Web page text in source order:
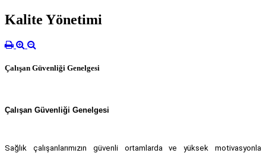
Kalite Yönetimi
Çalışan Güvenliği Genelgesi
Çalışan Güvenliği Genelgesi
Sağlık çalışanlarımızın güvenli ortamlarda ve yüksek motivasyonla